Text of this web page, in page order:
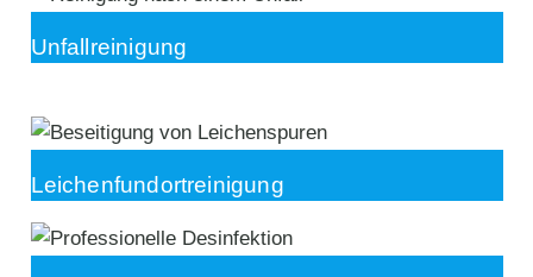
Unfallreinigung
Leichenfundortreinigung